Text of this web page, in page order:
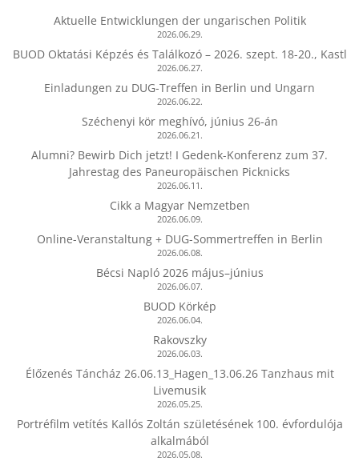
Aktuelle Entwicklungen der ungarischen Politik
2026.06.29.
BUOD Oktatási Képzés és Találkozó – 2026. szept. 18-20., Kastl
2026.06.27.
Einladungen zu DUG-Treffen in Berlin und Ungarn
2026.06.22.
Széchenyi kör meghívó, június 26-án
2026.06.21.
Alumni? Bewirb Dich jetzt! I Gedenk-Konferenz zum 37.
Jahrestag des Paneuropäischen Picknicks
2026.06.11.
Cikk a Magyar Nemzetben
2026.06.09.
Online-Veranstaltung + DUG-Sommertreffen in Berlin
2026.06.08.
Bécsi Napló 2026 május–június
2026.06.07.
BUOD Körkép
2026.06.04.
Rakovszky
2026.06.03.
Élőzenés Táncház 26.06.13_Hagen_13.06.26 Tanzhaus mit
Livemusik
2026.05.25.
Portréfilm vetítés Kallós Zoltán születésének 100. évfordulója
alkalmából
2026.05.08.